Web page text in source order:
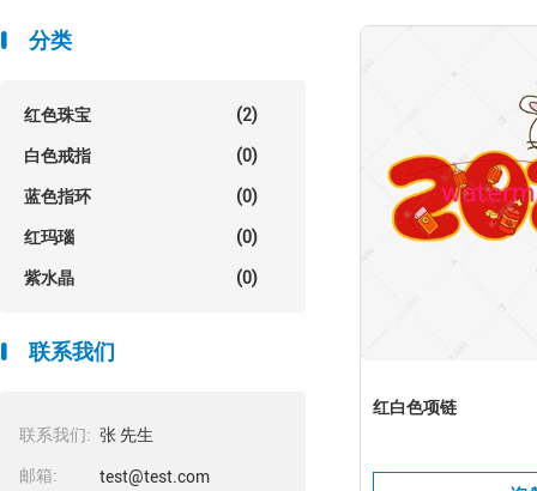
分类
红色珠宝 (2)
白色戒指 (0)
蓝色指环 (0)
红玛瑙 (0)
紫水晶 (0)
联系我们
联系我们: 张 先生
邮箱: test@test.com
红白色项链